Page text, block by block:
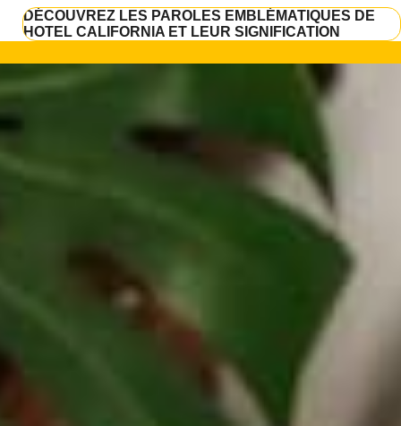
DÉCOUVREZ LES PAROLES EMBLÉMATIQUES DE
HOTEL CALIFORNIA ET LEUR SIGNIFICATION